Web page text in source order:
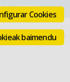
Cookies
baimendu